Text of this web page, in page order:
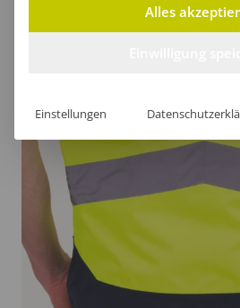
wasserdichtem undAlles
Einstellungen